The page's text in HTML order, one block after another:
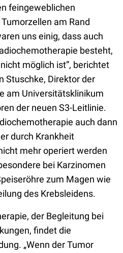
feingeweblichen
am Rand
uns einig, dass auch
besteht,
möglich ist”, berichtet
Stuschke, Direktor der
am Universitätsklinikum
der neuen S3-Leitlinie.
auch dann
durch Krankheit
mehr operiert werden
bei Karzinomen
zum Magen wie
des Krebsleidens.
der Begleitung bei
findet die
„Wenn der Tumor